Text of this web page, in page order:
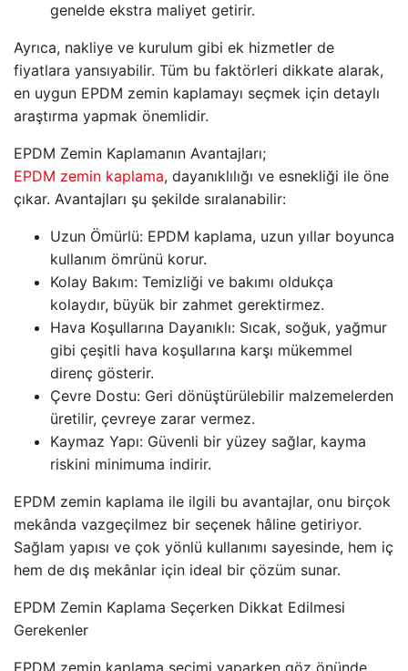
genelde ekstra maliyet getirir.
Ayrıca, nakliye ve kurulum gibi ek hizmetler de
fiyatlara yansıyabilir. Tüm bu faktörleri dikkate alarak,
en uygun EPDM zemin kaplamayı seçmek için detaylı
araştırma yapmak önemlidir.
EPDM Zemin Kaplamanın Avantajları;
EPDM zemin kaplama, dayanıklılığı ve esnekliği ile öne
çıkar. Avantajları şu şekilde sıralanabilir:
Uzun Ömürlü: EPDM kaplama, uzun yıllar boyunca
kullanım ömrünü korur.
Kolay Bakım: Temizliği ve bakımı oldukça
kolaydır, büyük bir zahmet gerektirmez.
Hava Koşullarına Dayanıklı: Sıcak, soğuk, yağmur
gibi çeşitli hava koşullarına karşı mükemmel
direnç gösterir.
Çevre Dostu: Geri dönüştürülebilir malzemelerden
üretilir, çevreye zarar vermez.
Kaymaz Yapı: Güvenli bir yüzey sağlar, kayma
riskini minimuma indirir.
EPDM zemin kaplama ile ilgili bu avantajlar, onu birçok
mekânda vazgeçilmez bir seçenek hâline getiriyor.
Sağlam yapısı ve çok yönlü kullanımı sayesinde, hem iç
hem de dış mekânlar için ideal bir çözüm sunar.
EPDM Zemin Kaplama Seçerken Dikkat Edilmesi
Gerekenler
EPDM zemin kaplama seçimi yaparken göz önünde